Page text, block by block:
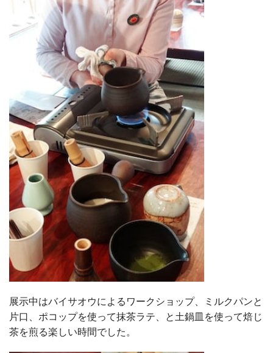
展示中はバイサオウによるワークショップ、ミルクパンと
片口、ポコップを使って抹茶ラテ、と土鍋皿を使って焙じ
茶を煎る楽しい時間でした。